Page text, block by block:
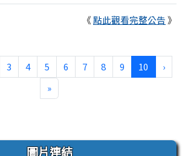
《點此觀看完整公告》
3 4 5 6 7 8 9 10 (目前頁
›下一
»最後頁
圖片連結